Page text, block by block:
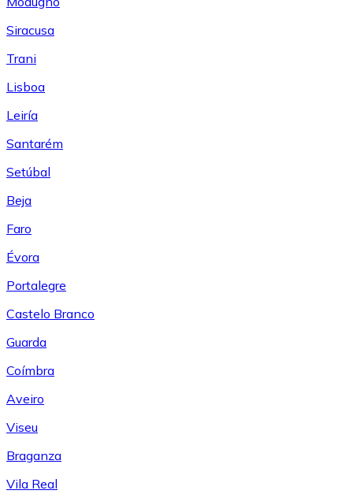
Siracusa
Trani
Lisboa
Leiría
Santarém
Setúbal
Beja
Faro
Évora
Portalegre
Castelo Branco
Guarda
Coímbra
Aveiro
Viseu
Braganza
Vila Real